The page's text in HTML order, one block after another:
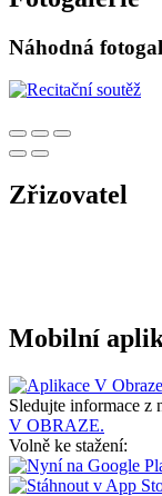
Náhodná
Zřizovatel
Mobilní
Sledujte informace z
V OBRAZE.
Volně ke stažení: